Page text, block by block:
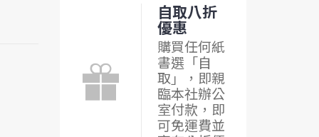
自取八折
優惠
購買任何紙
書選「自
取」，即親
臨本社辦公
室付款，即
可免運費並